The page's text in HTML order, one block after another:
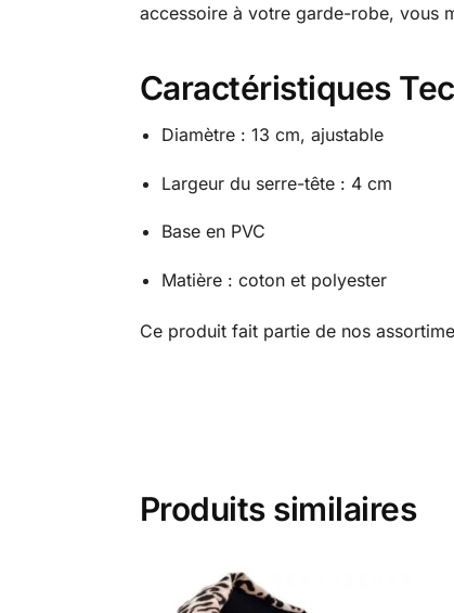
accessoire à votre garde-robe, vous
Caractéristiques
Diamètre : 13 cm, ajustable
Largeur du serre-tête : 4 cm
Base en PVC
Matière : coton et polyester
Ce produit fait partie de nos
Produits similaires